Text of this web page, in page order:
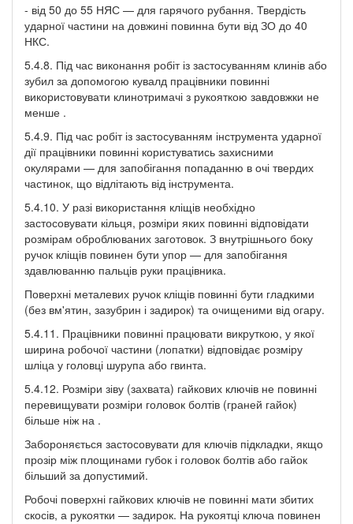
- від 50 до 55 НЯС — для гарячого рубання. Твердість
ударної частини на довжині повинна бути від ЗО до 40
НКС.
5.4.8. Під час виконання робіт із застосуванням клинів або
зубил за допомогою кувалд працівники повинні
використовувати клинотримачі з рукояткою завдовжки не
менше .
5.4.9. Під час робіт із застосуванням інструмента ударної
дії працівники повинні користуватись захисними
окулярами — для запобігання попаданню в очі твердих
частинок, що відлітають від інструмента.
5.4.10. У разі використання кліщів необхідно
застосовувати кільця, розміри яких повинні відповідати
розмірам оброблюваних заготовок. З внутрішнього боку
ручок кліщів повинен бути упор — для запобігання
здавлюванню пальців руки працівника.
Поверхні металевих ручок кліщів повинні бути гладкими
(без вм'ятин, зазубрин і задирок) та очищеними від огару.
5.4.11. Працівники повинні працювати викруткою, у якої
ширина робочої частини (лопатки) відповідає розміру
шліца у головці шурупа або гвинта.
5.4.12. Розміри зіву (захвата) гайкових ключів не повинні
перевищувати розміри головок болтів (граней гайок)
більше ніж на .
Забороняється застосовувати для ключів підкладки, якщо
прозір між площинами губок і головок болтів або гайок
більший за допустимий.
Робочі поверхні гайкових ключів не повинні мати збитих
скосів, а рукоятки — задирок. На рукоятці ключа повинен